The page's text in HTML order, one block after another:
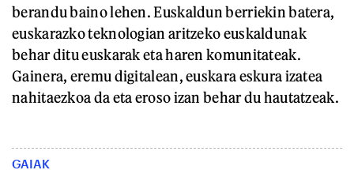
berandu baino lehen. Euskaldun berriekin batera,
euskarazko teknologian aritzeko euskaldunak
behar ditu euskarak eta haren komunitateak.
Gainera, eremu digitalean, euskara eskura izatea
nahitaezkoa da eta eroso izan behar du hautatzeak.
GAIAK